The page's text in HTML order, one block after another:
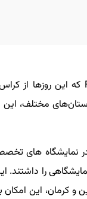
مختلف، اين
نمايشگاه های
را داشتند.
و كرمان،‌ اين امكان